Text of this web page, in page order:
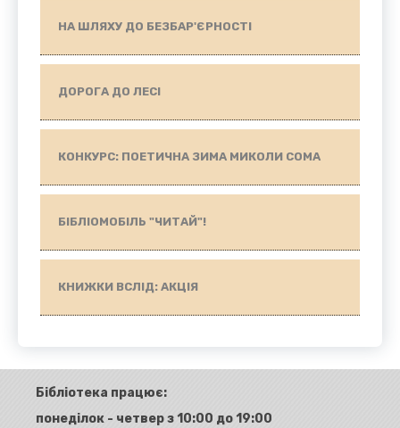
НА ШЛЯХУ ДО БЕЗБАР'ЄРНОСТІ
ДОРОГА ДО ЛЕСІ
КОНКУРС: ПОЕТИЧНА ЗИМА МИКОЛИ СОМА
БІБЛІОМОБІЛЬ "ЧИТАЙ"!
КНИЖКИ ВСЛІД: АКЦІЯ
Бібліотека працює:
понеділок - четвер з 10:00 до 19:00